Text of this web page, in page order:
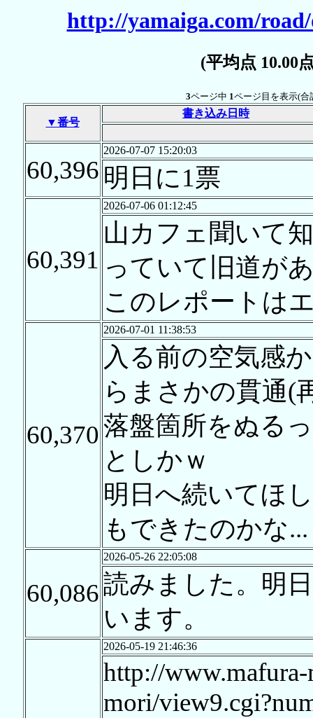
http://yamaiga.com/
(平均点
3ページ中 1ページ目を表示(合
▼番号
書き込み日時
60,396
2026-07-07 15:20:03
明日に1票
60,391
2026-07-06 01:12:45
山カフェ聞いて
っていて旧道が
このレポートは
60,370
2026-07-01 11:38:53
入る前の空気感
らまさかの貫通(
落盤箇所をぬる
としかｗ
明日へ続いてほ
もできたのかな...
60,086
2026-05-26 22:05:08
読みました。明
います。
2026-05-19 21:46:36
http://
mori/